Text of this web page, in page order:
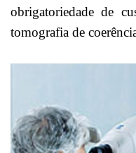
obrigatoriedade de
tomografia de